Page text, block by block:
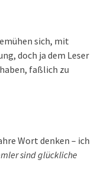
sich, mit
doch ja dem Leser
faßlich zu
Wort denken – ich
sind glückliche